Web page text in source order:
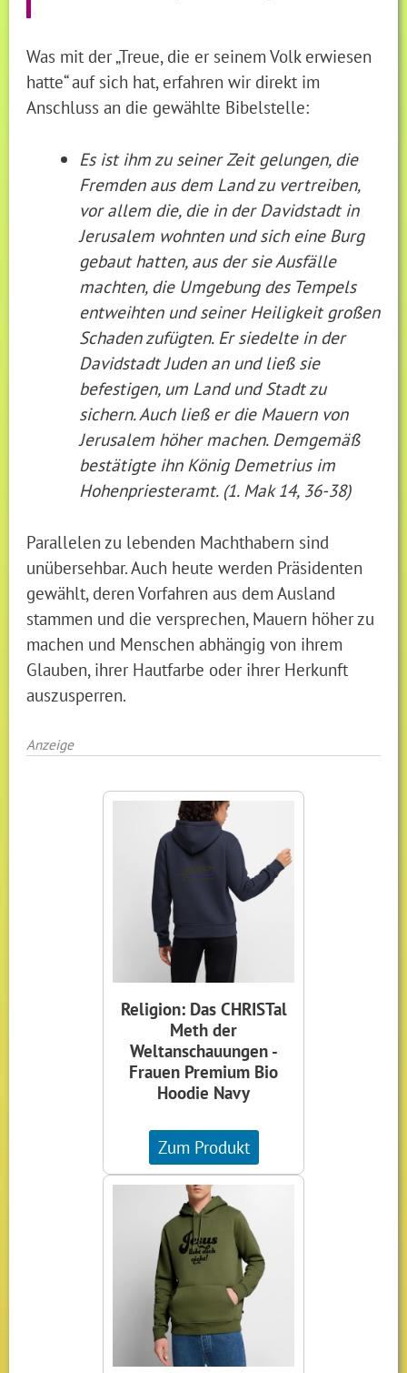
Was mit der „Treue, die er seinem Volk erwiesen
hatte“ auf sich hat, erfahren wir direkt im
Anschluss an die gewählte Bibelstelle:
Es ist ihm zu seiner Zeit gelungen, die
Fremden aus dem Land zu vertreiben,
vor allem die, die in der Davidstadt in
Jerusalem wohnten und sich eine Burg
gebaut hatten, aus der sie Ausfälle
machten, die Umgebung des Tempels
entweihten und seiner Heiligkeit großen
Schaden zufügten. Er siedelte in der
Davidstadt Juden an und ließ sie
befestigen, um Land und Stadt zu
sichern. Auch ließ er die Mauern von
Jerusalem höher machen. Demgemäß
bestätigte ihn König Demetrius im
Hohenpriesteramt. (1. Mak 14, 36-38)
Parallelen zu lebenden Machthabern sind
unübersehbar. Auch heute werden Präsidenten
gewählt, deren Vorfahren aus dem Ausland
stammen und die versprechen, Mauern höher zu
machen und Menschen abhängig von ihrem
Glauben, ihrer Hautfarbe oder ihrer Herkunft
auszusperren.
Anzeige
Religion: Das CHRISTal
Meth der
Weltanschauungen -
Frauen Premium Bio
Hoodie Navy
Zum Produkt